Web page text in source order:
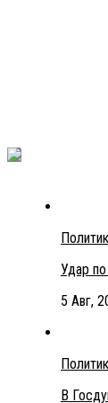
Удар
5 Авг,
В